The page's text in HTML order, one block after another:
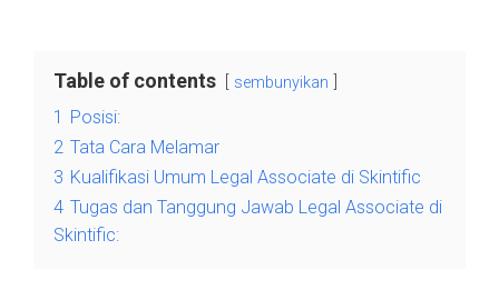
Table of contents sembunyikan
1
Posisi:
2 Tata Cara Melamar
3 Kualifikasi Umum Legal Associate di Skintific
4 Tugas dan Tanggung Jawab Legal Associate di
Skintific: